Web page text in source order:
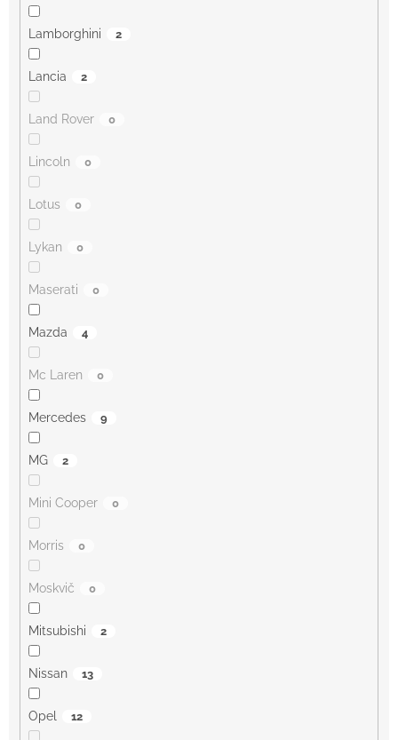
Lamborghini 2
Lancia 2
Land Rover 0
Lincoln 0
Lotus 0
Lykan 0
Maserati 0
Mazda 4
Mc Laren 0
Mercedes 9
MG 2
Mini Cooper 0
Morris 0
Moskvič 0
Mitsubishi 2
Nissan 13
Opel 12